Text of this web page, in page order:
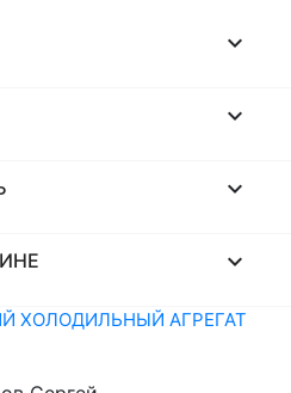



keyboard_arrow_down
ХОЛОДИЛЬНЫЙ АГРЕГАТ